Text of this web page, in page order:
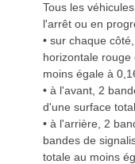
Tous les
l'arrêt ou en
• sur chaque
horizontale
moins égale à
• à l'avant, 2
d'une surface
• à l'arrière, 2
bandes de
totale au moins